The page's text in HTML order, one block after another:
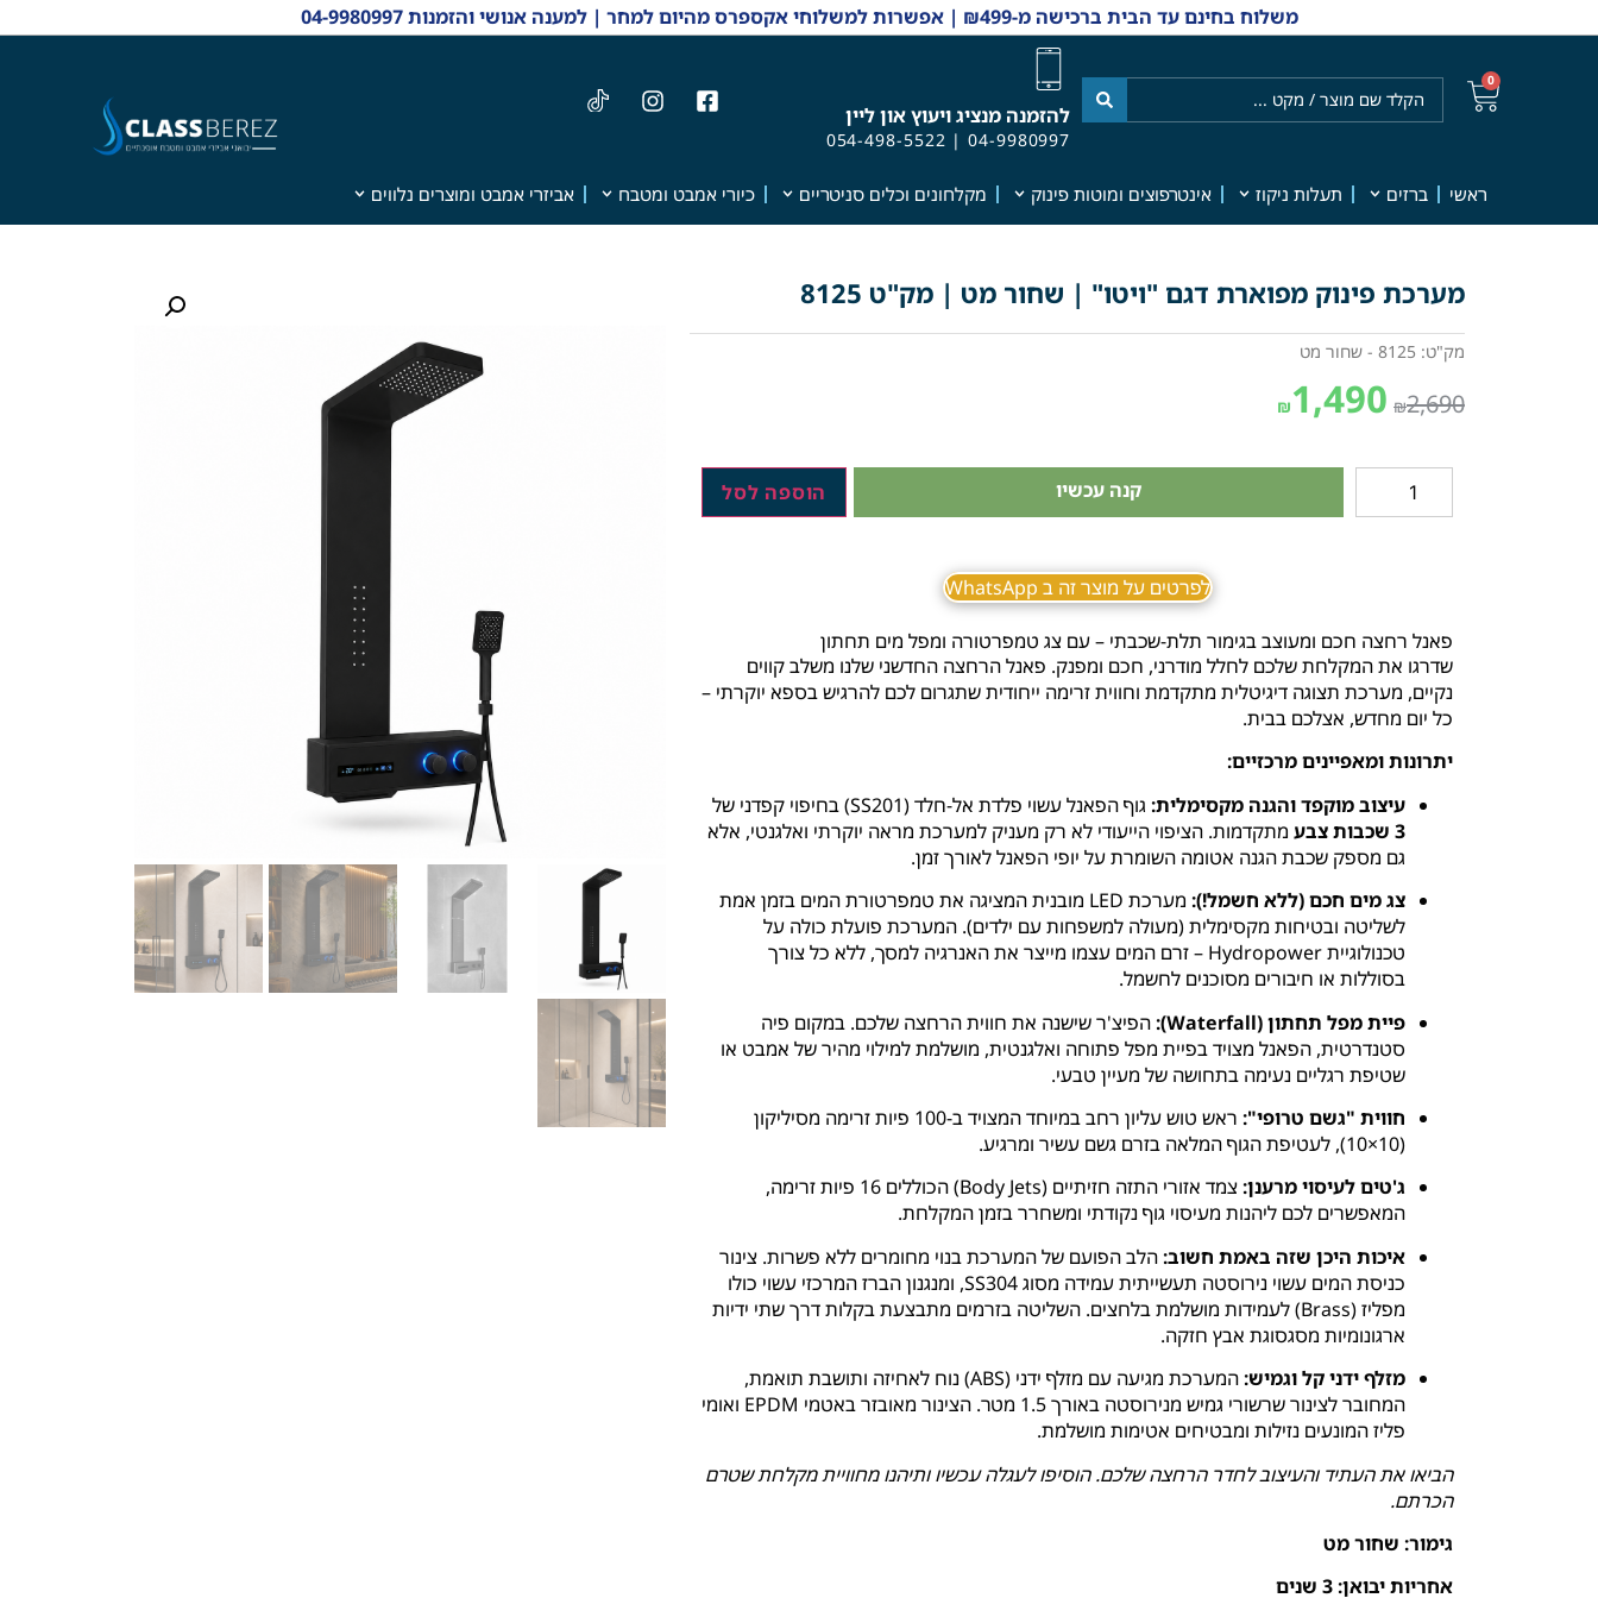
משלוח בחינם עד הבית ברכישה מ-₪499 | אפשרות למשלוחי אקספרס מהיום למחר | למענה אנושי והזמנות 04-9980997
0
להזמנה מנציג ויעוץ און ליין
04-9980997
|
054-498-5522
ראשי ברזים תעלות ניקוז אינטרפוצים ומוטות פינוק מקלחונים וכלים סניטריים כיורי אמבט ומטבח אביזרי אמבט ומוצרים נלווים
מערכת פינוק מפוארת דגם "ויטו" | שחור מט | מק"ט 8125
מק"ט: 8125 - שחור מט
₪2,690
₪1,490
קנה עכשיו הוספה לסל
לפרטים על מוצר זה ב WhatsApp
פאנל רחצה חכם ומעוצב בגימור תלת-שכבתי – עם צג טמפרטורה ומפל מים תחתון
שדרגו את המקלחת שלכם לחלל מודרני, חכם ומפנק. פאנל הרחצה החדשני שלנו משלב קווים
נקיים, מערכת תצוגה דיגיטלית מתקדמת וחווית זרימה ייחודית שתגרום לכם להרגיש בספא יוקרתי –
כל יום מחדש, אצלכם בבית.
יתרונות ומאפיינים מרכזיים:
עיצוב מוקפד והגנה מקסימלית: גוף הפאנל עשוי פלדת אל-חלד (SS201) בחיפוי קפדני של
3 שכבות צבע
מתקדמות. הציפוי הייעודי לא רק מעניק למערכת מראה יוקרתי ואלגנטי, אלא
גם מספק שכבת הגנה אטומה השומרת על יופי הפאנל לאורך זמן.
צג מים חכם (ללא חשמל!):
מערכת LED מובנית המציגה את טמפרטורת המים בזמן אמת
לשליטה ובטיחות מקסימלית (מעולה למשפחות עם ילדים). המערכת פועלת כולה על
טכנולוגיית Hydropower – זרם המים עצמו מייצר את האנרגיה למסך, ללא כל צורך
בסוללות או חיבורים מסוכנים לחשמל.
פיית מפל תחתון (Waterfall):
הפיצ'ר שישנה את חווית הרחצה שלכם. במקום פיה
סטנדרטית, הפאנל מצויד בפיית מפל פתוחה ואלגנטית, מושלמת למילוי מהיר של אמבט או
שטיפת רגליים נעימה בתחושה של מעיין טבעי.
חווית "גשם טרופי":
ראש טוש עליון רחב במיוחד המצויד ב-100 פיות זרימה מסיליקון
(10×10), לעטיפת הגוף המלאה בזרם גשם עשיר ומרגיע.
ג'טים לעיסוי מרענן:
צמד אזורי התזה חזיתיים (Body Jets) הכוללים 16 פיות זרימה,
המאפשרים לכם ליהנות מעיסוי גוף נקודתי ומשחרר בזמן המקלחת.
איכות היכן שזה באמת חשוב:הלב הפועם של המערכת בנוי מחומרים ללא פשרות. צינור
כניסת המים עשוי נירוסטה תעשייתית עמידה מסוג SS304, ומנגנון הברז המרכזי עשוי כולו
מפליז (Brass) לעמידות מושלמת בלחצים. השליטה בזרמים מתבצעת בקלות דרך שתי ידיות
ארגונומיות מסגסוגת אבץ חזקה.
מזלף ידני קל וגמיש:
המערכת מגיעה עם מזלף ידני (ABS) נוח לאחיזה ותושבת תואמת,
המחובר לצינור שרשורי גמיש מנירוסטה באורך 1.5 מטר. הצינור מאובזר באטמי EPDM ואומי
פליז המונעים נזילות ומבטיחים אטימות מושלמת.
הביאו את העתיד והעיצוב לחדר הרחצה שלכם. הוסיפו לעגלה עכשיו ותיהנו מחוויית מקלחת שטרם
הכרתם.
גימור: שחור מט
אחריות יבואן: 3 שנים